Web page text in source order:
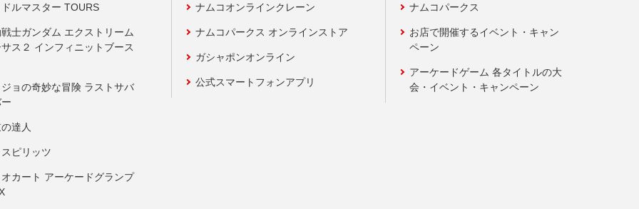
ルマスター TOURS
士ガンダム エクストリーム
ス２ インフィニットブース
ョの奇妙な冒険 ラストサバ
達人
ピリッツ
カート アーケードグランプ
ナムコオンラインクレーン
ナムコパークス オンラインストア
ガシャポンオンライン
公式スマートフォンアプリ
ナムコパークス
お店で開催するイベント・キャン
ペーン
アーケードゲーム 各タイトルの大
会・イベント・キャンペーン